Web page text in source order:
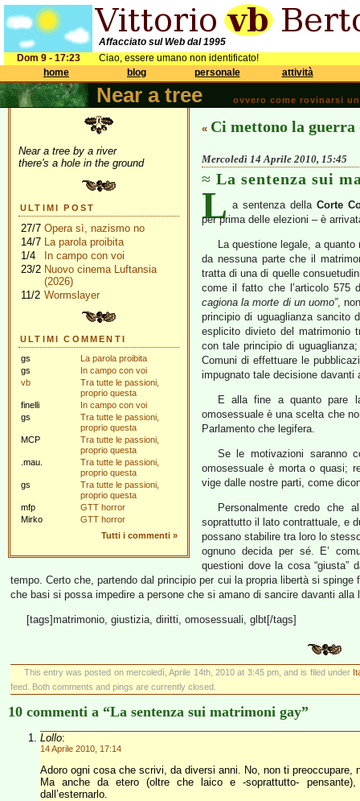
Affacciato sul Web dal 1995
Dom 9 - 17:23
Ciao, essere umano non identificato!
home
blog personale attività
Near a tree ovvero come rovinarsi
Near a tree by a river
there's a hole in the ground
ULTIMI POST
27/7 Opera sì, nazismo no
14/7 La parola proibita
1/4
In campo con voi
23/2 Nuovo cinema Luftansia
(2026)
11/2 Wormslayer
ULTIMI COMMENTI
gs
La parola proibita
gs
In campo con voi
vb
Tra tutte le passioni,
proprio questa
finelli
In campo con voi
gs
Tra tutte le passioni,
proprio questa
MCP
Tra tutte le passioni,
proprio questa
.mau.
Tra tutte le passioni,
proprio questa
gs
Tra tutte le passioni,
proprio questa
mfp
GTT horror
Mirko
GTT horror
Tutti i commenti »
« Ci mettono la guerra
Mercoledì 14 Aprile 2010, 15:45
La sentenza sui
L a sentenza dellaCorte
per prima delle elezioni – è
La questione legale, a
da nessuna parte che il
tratta di una di quelle
come il fatto che l’articolo 575
cagiona la morte di un uomo”,
principio di uguaglianza sancito
esplicito divieto del matrimonio
con tale principio di
Comuni di effettuare le
impugnato tale decisione
E alla fine a quanto pare
omosessuale è una scelta che
Parlamento che legifera.
Se le motivazioni saranno
omosessuale è morta o quasi;
vige dalle nostre parti, come
Personalmente credo che
soprattutto il lato contrattuale, e
possano stabilire tra loro lo
ognuno decida per sé. E’
questioni dove la cosa “giusta”
tempo. Certo che, partendo dal principio per cui la propria libertà si
che basi si possa impedire a persone che si amano di sancire davanti
[tags]matrimonio, giustizia, diritti, omosessuali, glbt[/tags]
This entry was posted on mercoledì, Aprile 14th, 2010 at 3:45 pm, and is filed under
feed. Both comments and pings are currently closed.
10 commenti a “La sentenza sui matrimoni gay”
Lollo:
14 Aprile 2010, 17:14
Adoro ogni cosa che scrivi, da diversi anni. No, non ti preoccupare,
Ma anche da etero (oltre che laico e -soprattutto-
dall’esternarlo.